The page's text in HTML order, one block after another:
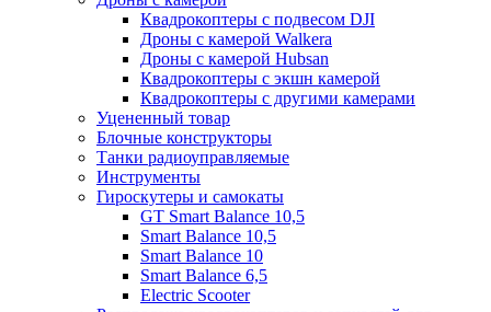
Квадрокоптеры с подвесом DJI
Дроны с камерой Walkera
Дроны с камерой Hubsan
Квадрокоптеры с экшн камерой
Квадрокоптеры с другими камерами
Уцененный товар
Блочные конструкторы
Танки радиоуправляемые
Инструменты
Гироскутеры и самокаты
GT Smart Balance 10,5
Smart Balance 10,5
Smart Balance 10
Smart Balance 6,5
Electric Scooter